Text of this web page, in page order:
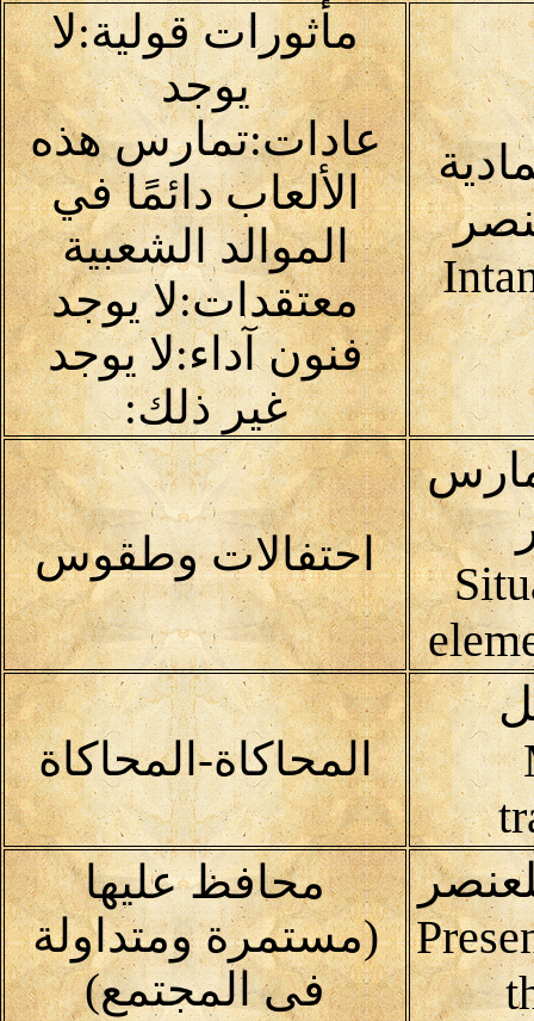
مأثورات قولية:لا
يوجد
عادات:تمارس هذه
الألعاب دائمًا في
الموالد الشعبية
معتقدات:لا يوجد
فنون آداء:لا يوجد
غير ذلك:
احتفالات وطقوس
المحاكاة-المحاكاة
محافظ عليها
(مستمرة ومتداولة
فى المجتمع)